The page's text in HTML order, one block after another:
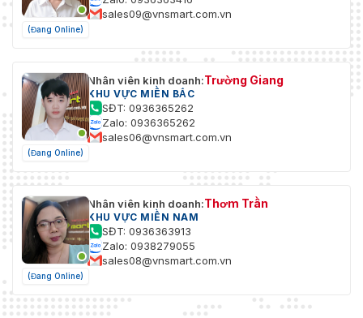
(Đang Online)
sales09@vnsmart.com.vn
(Đang Online)
Nhân viên kinh doanh:Trường Giang
KHU VỰC MIỀN BẮC
SĐT: 0936365262
Zalo: 0936365262
sales06@vnsmart.com.vn
(Đang Online)
Nhân viên kinh doanh:Thơm Trần
KHU VỰC MIỀN NAM
SĐT: 0936363913
Zalo: 0938279055
sales08@vnsmart.com.vn